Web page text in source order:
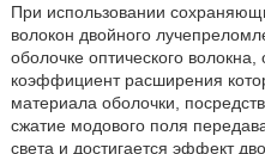
При использовании
волокон двойного
оболочке оптического
коэффициент расширения
материала оболочки,
сжатие модового поля
света и достигается эффект